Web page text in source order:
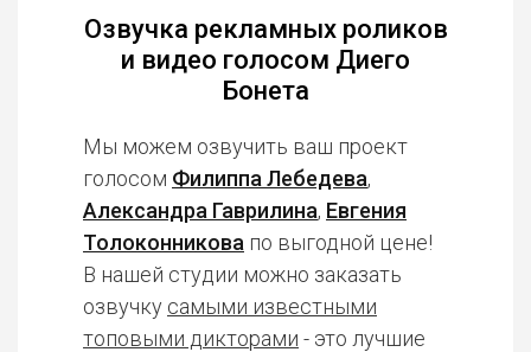
Озвучка рекламных роликов
и видео голосом Диего
Бонета
Мы можем озвучить ваш проект
голосом Филиппа Лебедева,
Александра Гаврилина, Евгения
Толоконникова по выгодной цене!
В нашей студии можно заказать
озвучку самыми известными
топовыми дикторами - это лучшие